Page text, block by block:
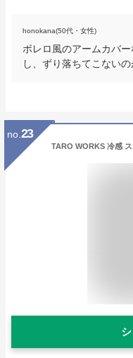
honokana(50代・女性)
ボレロ風のアームカバ
し、ずり落ちてこない
no. 23